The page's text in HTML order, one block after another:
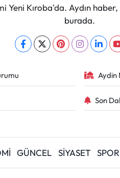
Yeni Kıroba'da. Aydın
burada.
Aydin
Son
GÜNCEL SİYASET SPOR